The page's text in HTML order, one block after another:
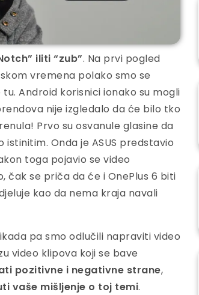
iliti “zub”. Na prvi pogled
vremena polako smo se
Android korisnici ionako su mogli
nije izgledalo da će bilo tko
Prvo su osvanule glasine da
Onda je ASUS predstavio
toga pojavio se video
čak se priča da će i OnePlus 6 biti
kao da nema kraja navali
pa smo odlučili napraviti video
video klipova koji se bave
pozitivne i negativne strane,
vaše mišljenje o toj temi.